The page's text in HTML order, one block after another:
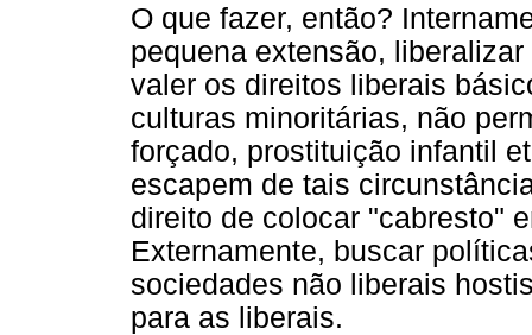
O que fazer, então?
pequena extensão,
valer os direitos liberais
culturas minoritárias, não
forçado, prostituição infantil
escapem de tais
direito de colocar "cabresto"
Externamente, buscar
sociedades não liberais
para as liberais.